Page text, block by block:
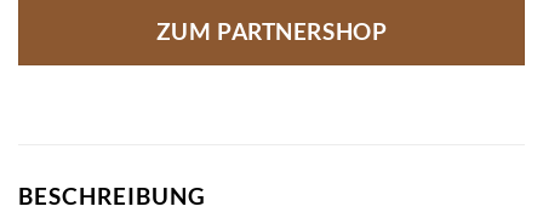
ZUM PARTNERSHOP
BESCHREIBUNG